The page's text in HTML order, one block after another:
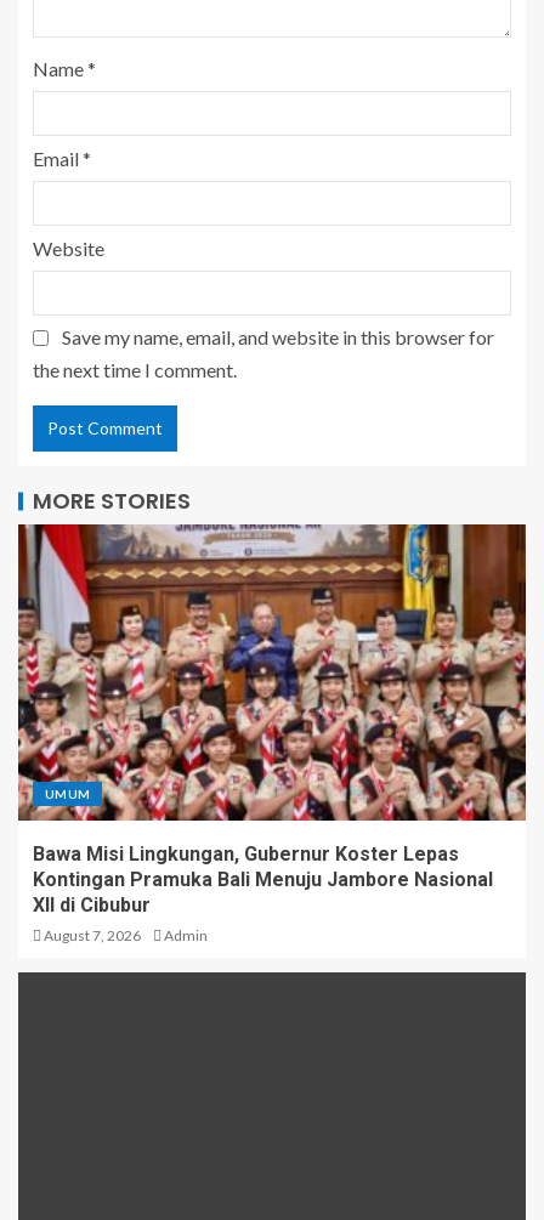
Name*
Email*
Website
Save my name, email, and website in this browser for
the next time I comment.
MORE STORIES
UMUM
Bawa Misi Lingkungan, Gubernur Koster Lepas
Kontingan Pramuka Bali Menuju Jambore Nasional
XII di Cibubur
August 7, 2026 Admin